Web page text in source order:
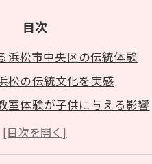
目次
浜松市中央区の伝統体験
松の伝統文化を実感
室体験が子供に与える影響
の日本文化体験を深掘り
地域交流と新たな発見